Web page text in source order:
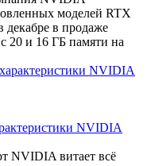
моделей RTX
декабре в продаже
20 и 16 ГБ памяти на
NVIDIA
NVIDIA витает всё